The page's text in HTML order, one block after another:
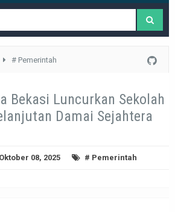
# Pemerintah
Bekasi Luncurkan Sekolah
Damai Sejahtera
Oktober 08, 2025 # Pemerintah